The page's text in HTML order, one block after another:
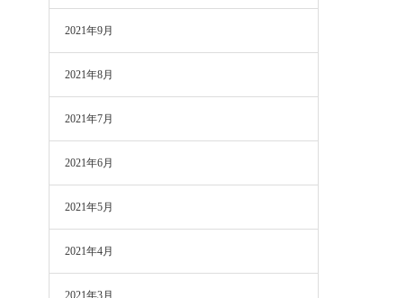
2021年9月
2021年8月
2021年7月
2021年6月
2021年5月
2021年4月
2021年3月